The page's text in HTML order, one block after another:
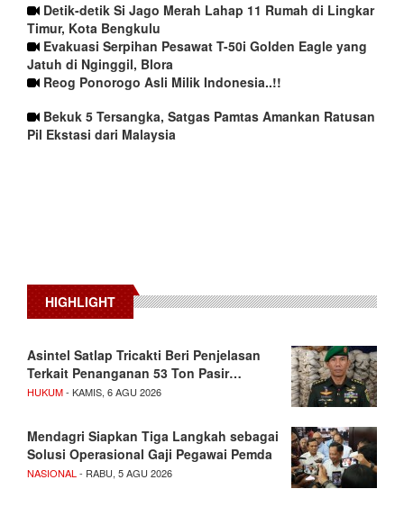
Detik-detik Si Jago Merah Lahap 11 Rumah di Lingkar
Timur, Kota Bengkulu
Evakuasi Serpihan Pesawat T-50i Golden Eagle yang
Jatuh di Nginggil, Blora
Reog Ponorogo Asli Milik Indonesia..!!
Bekuk 5 Tersangka, Satgas Pamtas Amankan Ratusan
Pil Ekstasi dari Malaysia
HIGHLIGHT
Asintel Satlap Tricakti Beri Penjelasan
Terkait Penanganan 53 Ton Pasir…
HUKUM- KAMIS, 6 AGU 2026
Mendagri Siapkan Tiga Langkah sebagai
Solusi Operasional Gaji Pegawai Pemda
NASIONAL - RABU, 5 AGU 2026